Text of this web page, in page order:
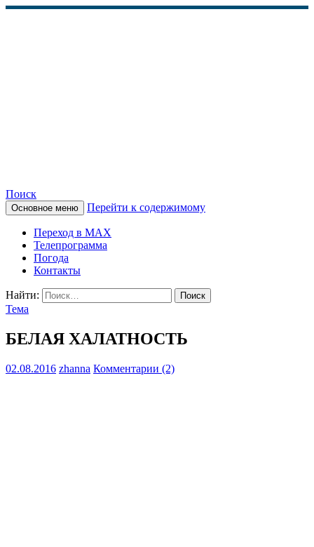
КАМЧАТСКОЕ
ИНФОРМАЦИОННОЕ
АГЕНТСТВО (КИА
«ВЕСТИ»)
Поиск
Основное меню Перейти к содержимому
Переход в MAX
Телепрограмма
Погода
Контакты
Найти:
Тема
БЕЛАЯ ХАЛАТНОСТЬ
02.08.2016 zhanna Комментарии (2)